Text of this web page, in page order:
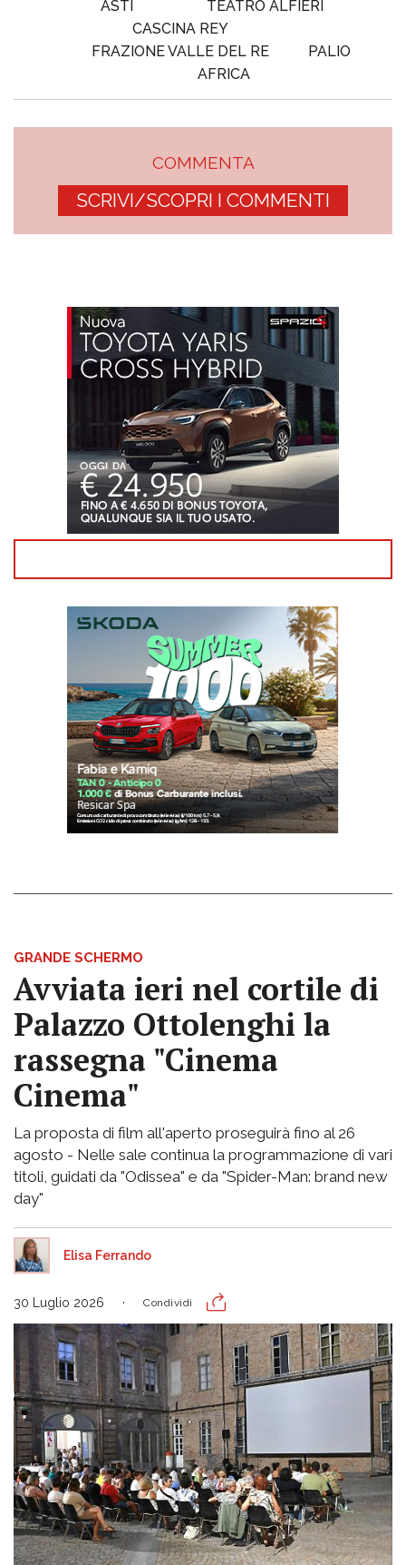
ASTI
TEATRO ALFIERI
CASCINA REY
FRAZIONE VALLE DEL RE
PALIO
AFRICA
COMMENTA
SCRIVI/SCOPRI I COMMENTI
GRANDE SCHERMO
Avviata ieri nel cortile di
Palazzo Ottolenghi la
rassegna "Cinema
Cinema"
La proposta di film all'aperto proseguirà fino al 26
agosto - Nelle sale continua la programmazione di vari
titoli, guidati da "Odissea" e da "Spider-Man: brand new
day"
Elisa Ferrando
30 Luglio 2026 Condividi